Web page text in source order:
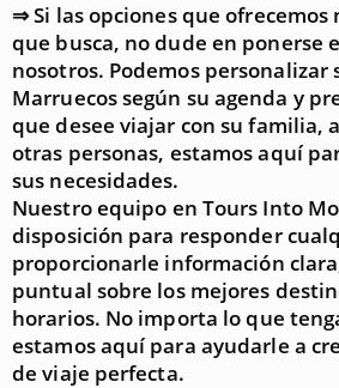
⇒ Si las opciones que ofrecemos
que busca, no dude en ponerse
nosotros. Podemos personalizar
Marruecos según su agenda y
que desee viajar con su familia,
otras personas, estamos aquí
sus necesidades.
Nuestro equipo en Tours Into
disposición para responder
proporcionarle información
puntual sobre los mejores
horarios. No importa lo que
estamos aquí para ayudarle a
de viaje perfecta.